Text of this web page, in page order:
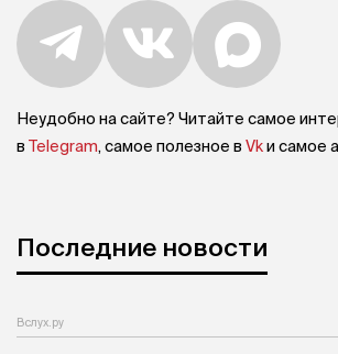
Неудобно на сайте? Читайте самое
в Telegram, самое полезное в Vkи самое
Последние новости
Вслух.ру